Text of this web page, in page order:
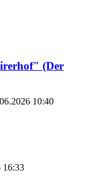
(Der
10:40
16:33